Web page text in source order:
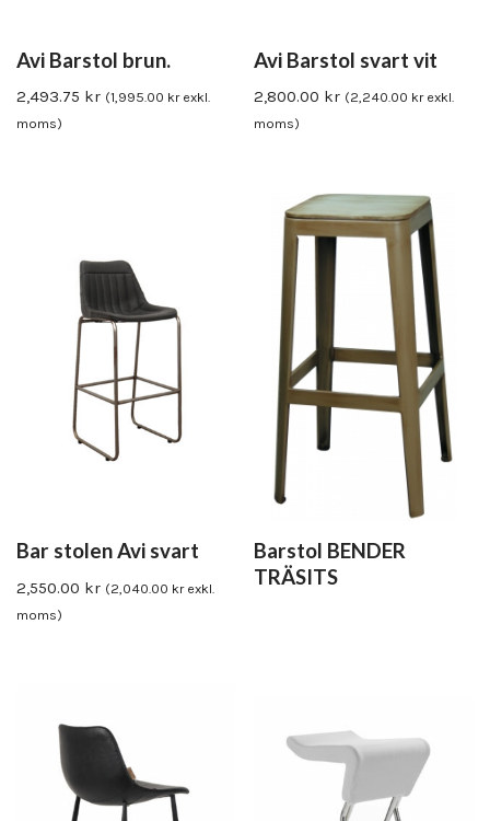
Avi Barstol brun.
2,493.75 kr (1,995.00 krexkl.
moms)
Avi Barstol svart vit
2,800.00 kr (2,240.00 krexkl.
moms)
Bar stolen Avi svart
2,550.00 kr (2,040.00 krexkl.
moms)
Barstol BENDER
TRÄSITS